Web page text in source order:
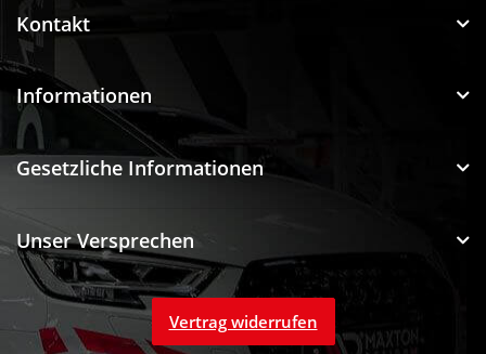
Kontakt
Informationen
Gesetzliche Informationen
Unser Versprechen
Vertrag widerrufen